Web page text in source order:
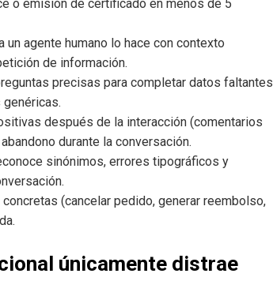
o emisión de certificado en menos de 5
agente humano lo hace con contexto
de información.
precisas para completar datos faltantes
después de la interacción (comentarios
durante la conversación.
sinónimos, errores tipográficos y
(cancelar pedido, generar reembolso,
únicamente distrae